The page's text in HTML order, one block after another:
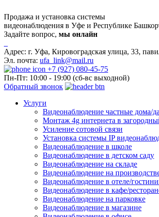
Продажа и установка системы
видеонаблюдения в Уфе и Республике
Задайте вопрос, мы онлайн
Адрес: г. Уфа, Кировоградская улица, 33,
Эл. почта: ufa_link@mail.ru
+7 (927) 080-45-75
Пн-Пт: 10:00 - 19:00 (сб-вс выходной)
Обратный звонок
Услуги
Видеонаблюдение частные дома/
Монтаж 4g интернета в
Усиление сотовой связи
Установка системы IP
Видеонаблюдение в школе
Видеонаблюдение в детском саду
Видеонаблюдение на складе
Видеонаблюдение на
Видеонаблюдение в отеле/
Видеонаблюдение в кафе/
Видеонаблюдение на парковке
Видеонаблюдение в магазине